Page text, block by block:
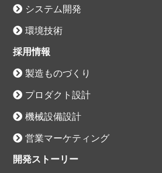
システム開発
環境技術
採用情報
製造ものづくり
プロダクト設計
機械設備設計
営業マーケティング
開発ストーリー